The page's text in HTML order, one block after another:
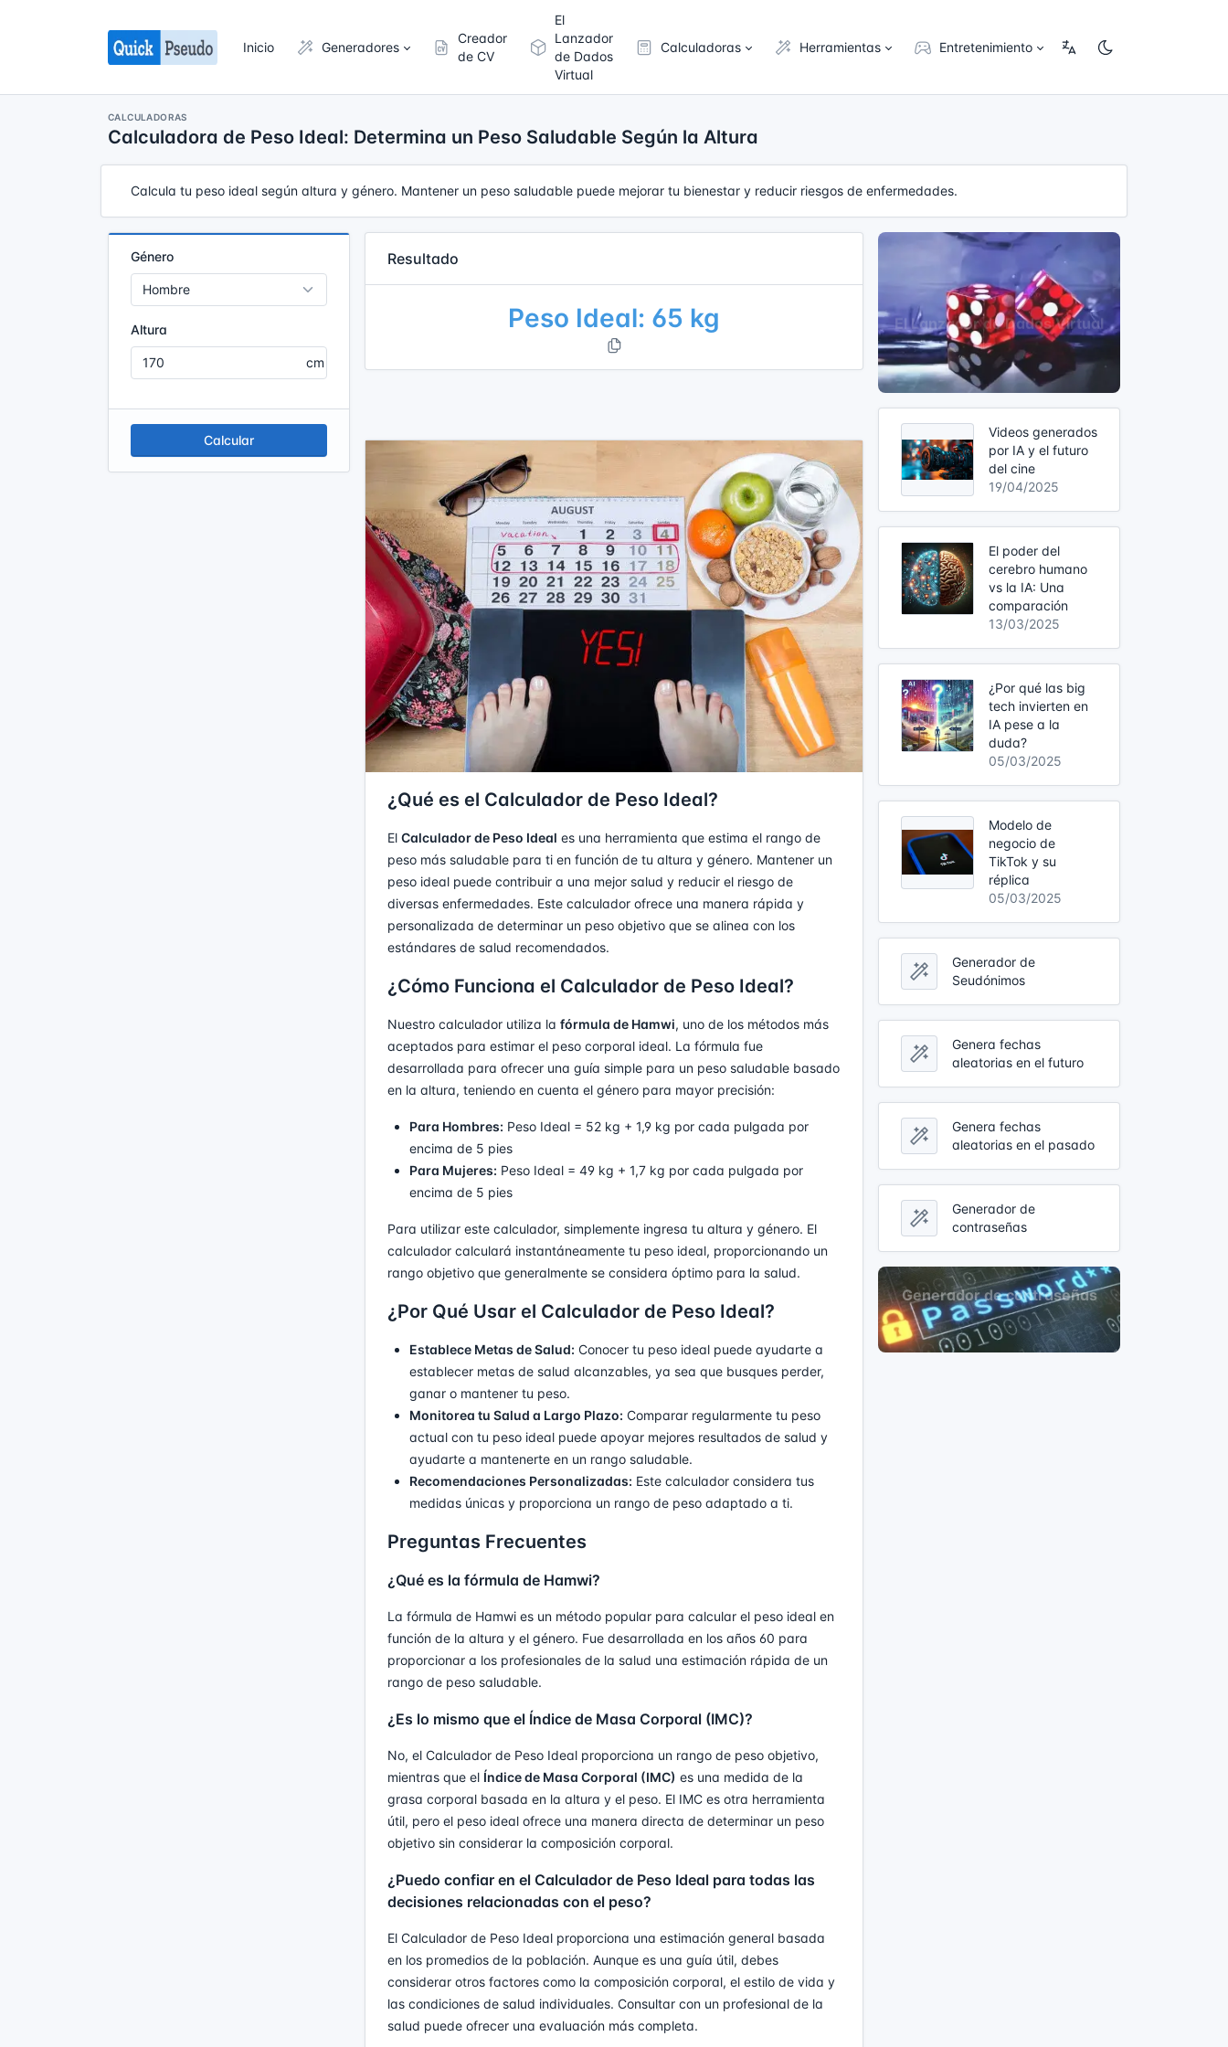
Inicio Generadores
Creador
de CV
El
Lanzador
de Dados
Virtual
Calculadoras Herramientas Entretenimiento
CALCULADORAS
Calculadora de Peso Ideal: Determina un Peso Saludable Según la Altura
Calcula tu peso ideal según altura y género. Mantener un peso saludable puede mejorar tu bienestar y reducir riesgos de enfermedades.
Género
Altura
Calcular
Resultado
Peso Ideal: 65 kg
¿Qué es el Calculador de Peso Ideal?
El Calculador de Peso Ideal es una herramienta que estima el rango de
peso más saludable para ti en función de tu altura y género. Mantener un
peso ideal puede contribuir a una mejor salud y reducir el riesgo de
diversas enfermedades. Este calculador ofrece una manera rápida y
personalizada de determinar un peso objetivo que se alinea con los
estándares de salud recomendados.
¿Cómo Funciona el Calculador de Peso Ideal?
Nuestro calculador utiliza la fórmula de Hamwi, uno de los métodos más
aceptados para estimar el peso corporal ideal. La fórmula fue
desarrollada para ofrecer una guía simple para un peso saludable basado
en la altura, teniendo en cuenta el género para mayor precisión:
Para Hombres: Peso Ideal = 52 kg + 1,9 kg por cada pulgada por
encima de 5 pies
Para Mujeres: Peso Ideal = 49 kg + 1,7 kg por cada pulgada por
encima de 5 pies
Para utilizar este calculador, simplemente ingresa tu altura y género. El
calculador calculará instantáneamente tu peso ideal, proporcionando un
rango objetivo que generalmente se considera óptimo para la salud.
¿Por Qué Usar el Calculador de Peso Ideal?
Establece Metas de Salud: Conocer tu peso ideal puede ayudarte a
establecer metas de salud alcanzables, ya sea que busques perder,
ganar o mantener tu peso.
Monitorea tu Salud a Largo Plazo: Comparar regularmente tu peso
actual con tu peso ideal puede apoyar mejores resultados de salud y
ayudarte a mantenerte en un rango saludable.
Recomendaciones Personalizadas: Este calculador considera tus
medidas únicas y proporciona un rango de peso adaptado a ti.
Preguntas Frecuentes
¿Qué es la fórmula de Hamwi?
La fórmula de Hamwi es un método popular para calcular el peso ideal en
función de la altura y el género. Fue desarrollada en los años 60 para
proporcionar a los profesionales de la salud una estimación rápida de un
rango de peso saludable.
¿Es lo mismo que el Índice de Masa Corporal (IMC)?
No, el Calculador de Peso Ideal proporciona un rango de peso objetivo,
mientras que el Índice de Masa Corporal (IMC) es una medida de la
grasa corporal basada en la altura y el peso. El IMC es otra herramienta
útil, pero el peso ideal ofrece una manera directa de determinar un peso
objetivo sin considerar la composición corporal.
¿Puedo confiar en el Calculador de Peso Ideal para todas las
decisiones relacionadas con el peso?
El Calculador de Peso Ideal proporciona una estimación general basada
en los promedios de la población. Aunque es una guía útil, debes
considerar otros factores como la composición corporal, el estilo de vida y
las condiciones de salud individuales. Consultar con un profesional de la
salud puede ofrecer una evaluación más completa.
Videos generados
por IA y el futuro
del cine
19/04/2025
El poder del
cerebro humano
vs la IA: Una
comparación
13/03/2025
¿Por qué las big
tech invierten en
IA pese a la
duda?
05/03/2025
Modelo de
negocio de
TikTok y su
réplica
05/03/2025
Generador de
Seudónimos
Genera fechas
aleatorias en el futuro
Genera fechas
aleatorias en el pasado
Generador de
contraseñas